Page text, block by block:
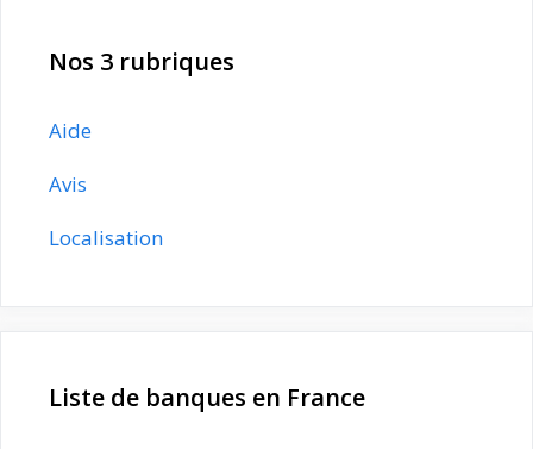
Nos 3 rubriques
Aide
Avis
Localisation
Liste de banques en France